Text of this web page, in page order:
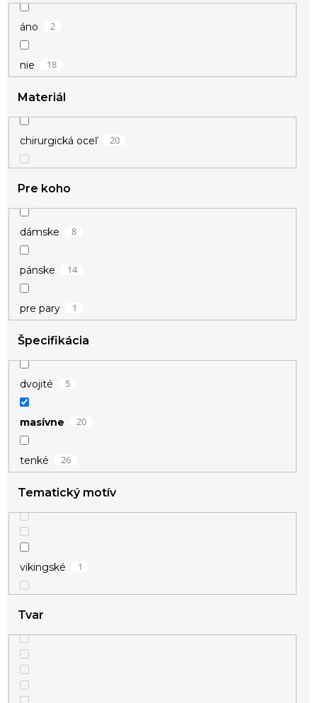
áno 2
nie 18
Materiál
chirurgická oceľ 20
Pre koho
dámske 8
pánske 14
pre pary 1
Špecifikácia
dvojité 5
masívne 20
tenké 26
Tematický motív
vikingské 1
Tvar